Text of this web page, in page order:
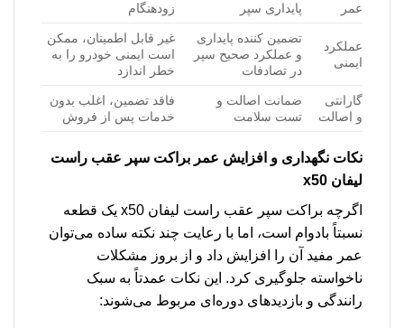
عمر
پایداری سپر
زودهنگام
عملکرد
ایمنی
تضمین کننده پایداری
و عملکرد صحیح سپر
در تصادفات
غیر قابل اطمینان، ممکن
است ایمنی خودرو را به
خطر اندازد
گارانتی
و اصالت
ضمانت اصالت و
تست سلامت
فاقد تضمین، اغلب بدون
خدمات پس از فروش
نکات نگهداری و افزایش عمر براکت سپر عقب راست
لیفان x50
اگرچه براکت سپر عقب راست لیفان x50 یک قطعه
نسبتاً بادوام است، اما با رعایت چند نکته ساده می‌توان
عمر مفید آن را افزایش داد و از بروز مشکلات
ناخواسته جلوگیری کرد. این نکات عمدتاً به سبک
رانندگی و بازدیدهای دوره‌ای مربوط می‌شوند: